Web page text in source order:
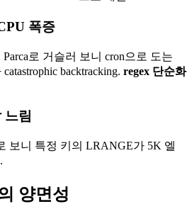
폭증
Parca로 거슬러 보니 cron으로 도는
backtracking. regex 단순화
느림
보니 특정 키의 LRANGE가 5K 엘
.
양면성